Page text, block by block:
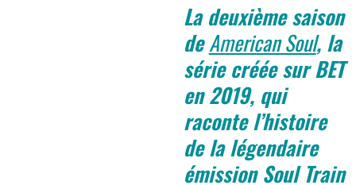
La deuxième saison
deAmerican Soul, la
série créée sur BET
en 2019, qui
raconte l’histoire
de la légendaire
émission Soul Train